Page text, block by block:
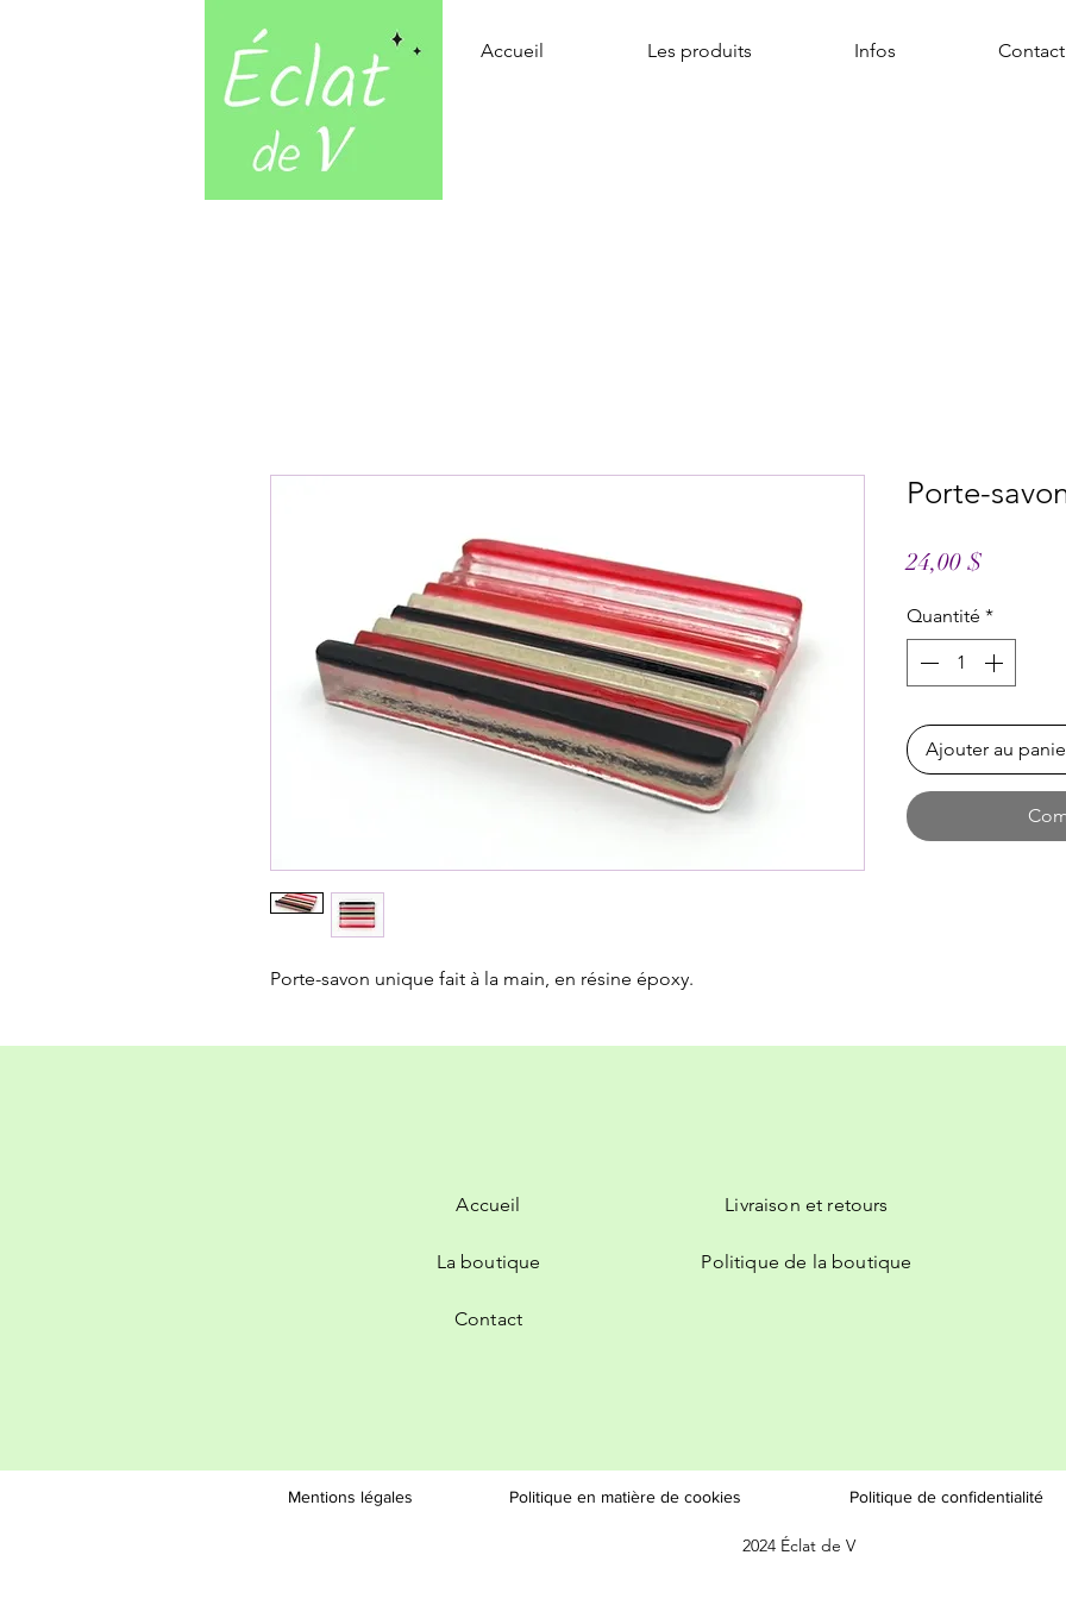
Accueil Les produits Infos Contact
Porte-savon unique fait à la main, en résine époxy.
Porte-
24,00 $
Quantité *
Ajouter au
Accueil
La boutique
Contact
Livraison et retours
Politique de la boutique
Mentions légales Politique en matière de cookies Politique de confidentialité
2024 Éclat de V